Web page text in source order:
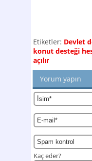
Etiketler: Devlet
konut desteği
açılır
Yorum yapın
Kaç eder?